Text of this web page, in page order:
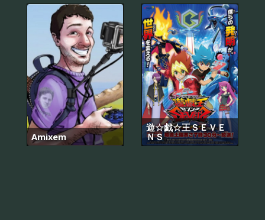
Amixem
遊☆戯☆王ＳＥＶＥ
ＮＳ